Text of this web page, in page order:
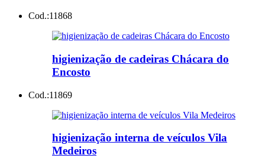
Cod.:11868
higienização de cadeiras Chácara do
Encosto
Cod.:11869
higienização interna de veículos Vila
Medeiros